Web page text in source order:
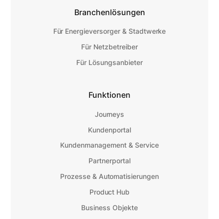
Branchenlösungen
Für Energieversorger & Stadtwerke
Für Netzbetreiber
Für Lösungsanbieter
Funktionen
Journeys
Kundenportal
Kundenmanagement & Service
Partnerportal
Prozesse & Automatisierungen
Product Hub
Business Objekte